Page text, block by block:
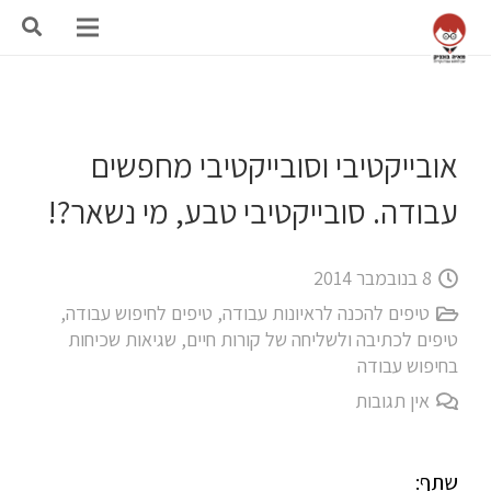
אובייקטיבי וסובייקטיבי מחפשים
עבודה. סובייקטיבי טבע, מי נשאר?!
8 בנובמבר 2014
טיפים להכנה לראיונות עבודה, טיפים לחיפוש עבודה,
טיפים לכתיבה ולשליחה של קורות חיים, שגיאות שכיחות
בחיפוש עבודה
אין תגובות
שתף: